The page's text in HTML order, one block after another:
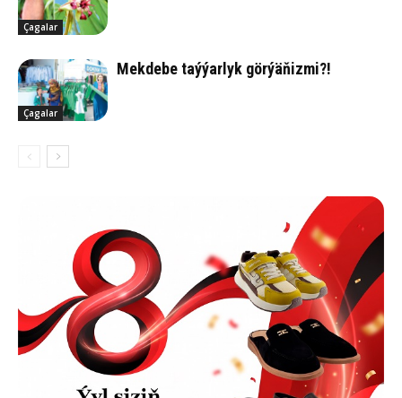
Çagalar
Çagalar
Mek­de­be taý­ýar­lyk gör­ýä­ňiz­mi?!